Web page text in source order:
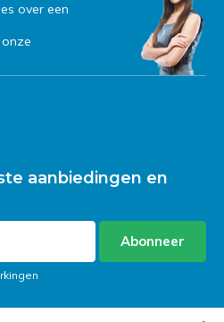
over een
aanbiedingen en
Abonneer